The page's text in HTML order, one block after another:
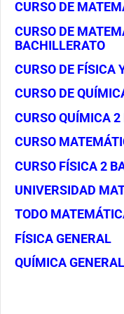
CURSO DE
CURSO DE
BACHILLERATO
CURSO DE FÍSICA
CURSO DE
CURSO QUÍMICA
CURSO
CURSO FÍSICA 2
UNIVERSIDAD
TODO
FÍSICA GENERAL
QUÍMICA GENERAL